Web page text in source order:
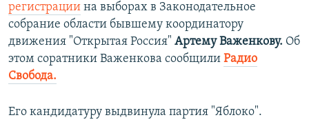
регистрации на выборах в Законодательное
собрание области бывшему координатору
движения "Открытая Россия" Артему Важенкову. Об
этом соратники Важенкова сообщили Радио
Свобода.
Его кандидатуру выдвинула партия "Яблоко".